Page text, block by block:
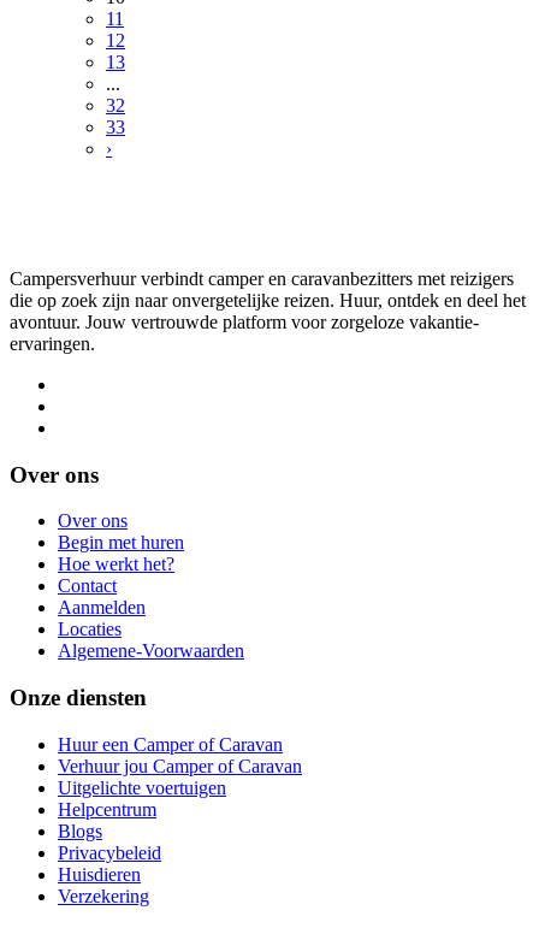
11
12
13
...
32
33
›
Campersverhuur verbindt camper en caravanbezitters met reizigers
die op zoek zijn naar onvergetelijke reizen. Huur, ontdek en deel het
avontuur. Jouw vertrouwde platform voor zorgeloze vakantie-
ervaringen.
Over ons
Over ons
Begin met huren
Hoe werkt het?
Contact
Aanmelden
Locaties
Algemene-Voorwaarden
Onze diensten
Huur een Camper of Caravan
Verhuur jou Camper of Caravan
Uitgelichte voertuigen
Helpcentrum
Blogs
Privacybeleid
Huisdieren
Verzekering